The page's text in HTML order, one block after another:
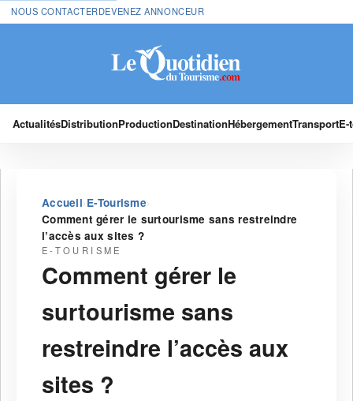
NOUS CONTACTERDEVENEZ ANNONCEUR
ActualitésDistributionProductionDestinationHébergementTransport
Accueil›E-Tourisme›
Comment gérer le surtourisme sans restreindre
l’accès aux sites ?
E-TOURISME
Comment gérer le
surtourisme sans
restreindre l’accès aux
sites ?